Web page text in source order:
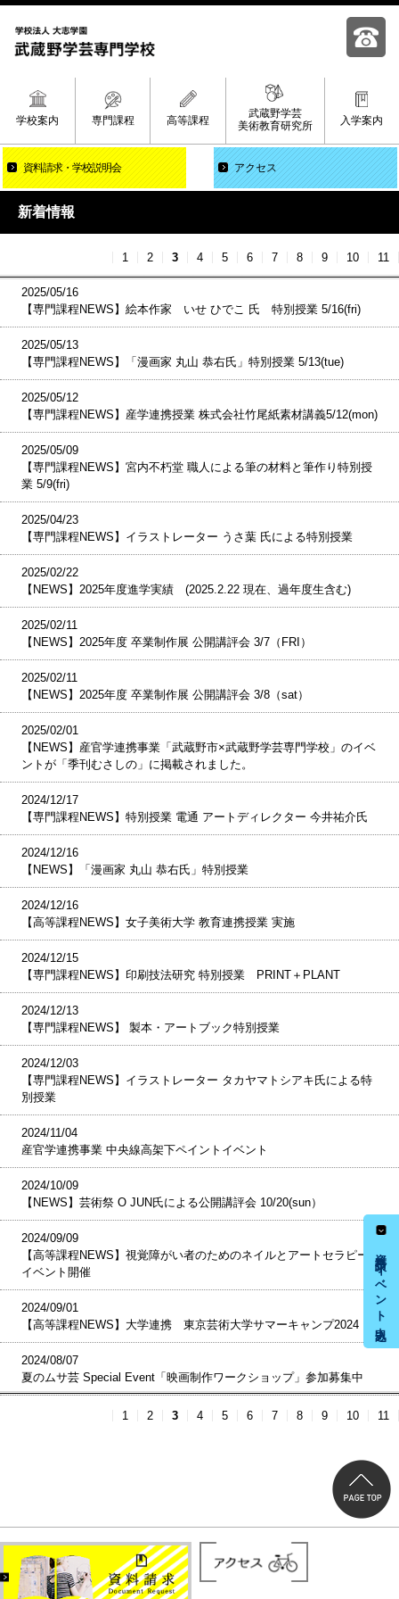
学校案内 専門課程 高等課程
武蔵野学芸
美術教育研究所
入学案内
資料請求 学校説明会 アクセス
新着情報
1 2 3 4 5 6 7 8 9 10 11
2025/05/16
【専門課程NEWS】絵本作家 いせ ひでこ 氏 特別授業 5/16(fri)
2025/05/13
【専門課程NEWS】「漫画家 丸山 恭右氏」特別授業 5/13(tue)
2025/05/12
【専門課程NEWS】産学連携授業 株式会社竹尾紙素材講義5/12(mon)
2025/05/09
【専門課程NEWS】宮内不朽堂 職人による筆の材料と筆作り特別授
業 5/9(fri)
2025/04/23
【専門課程NEWS】イラストレーター うさ葉 氏による特別授業
2025/02/22
【NEWS】2025年度進学実績 (2025.2.22 現在、過年度生含む)
2025/02/11
【NEWS】2025年度 卒業制作展 公開講評会 3/7（FRI）
2025/02/11
【NEWS】2025年度 卒業制作展 公開講評会 3/8（sat）
2025/02/01
【NEWS】産官学連携事業「武蔵野市×武蔵野学芸専門学校」のイベ
ントが「季刊むさしの」に掲載されました。
2024/12/17
【専門課程NEWS】特別授業 電通 アートディレクター 今井祐介氏
2024/12/16
【NEWS】「漫画家 丸山 恭右氏」特別授業
2024/12/16
【高等課程NEWS】女子美術大学 教育連携授業 実施
2024/12/15
【専門課程NEWS】印刷技法研究 特別授業 PRINT＋PLANT
2024/12/13
【専門課程NEWS】 製本・アートブック特別授業
2024/12/03
【専門課程NEWS】イラストレーター タカヤマトシアキ氏による特
別授業
2024/11/04
産官学連携事業 中央線高架下ペイントイベント
2024/10/09
【NEWS】芸術祭 O JUN氏による公開講評会 10/20(sun）
2024/09/09
【高等課程NEWS】視覚障がい者のためのネイルとアートセラピー
イベント開催
2024/09/01
【高等課程NEWS】大学連携 東京芸術大学サマーキャンプ2024
2024/08/07
夏のムサ芸 Special Event「映画制作ワークショップ」参加募集中
1 2 3 4 5 6 7 8 9 10 11
資料請求・イベント申込み